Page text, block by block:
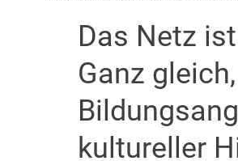
Das Netz
Ganz
kultureller